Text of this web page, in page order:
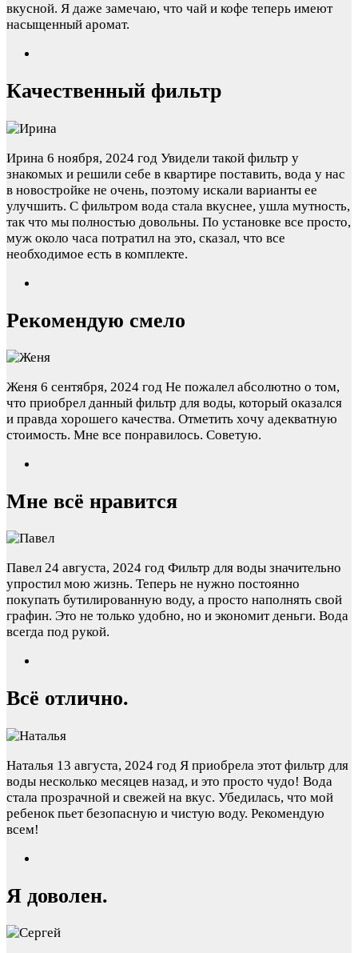
вкусной. Я даже замечаю, что чай и кофе теперь имеют
насыщенный аромат.
Качественный фильтр
Ирина 6 ноября, 2024 год Увидели такой фильтр у
знакомых и решили себе в квартире поставить, вода у нас
в новостройке не очень, поэтому искали варианты ее
улучшить. С фильтром вода стала вкуснее, ушла мутность,
так что мы полностью довольны. По установке все просто,
муж около часа потратил на это, сказал, что все
необходимое есть в комплекте.
Рекомендую смело
Женя 6 сентября, 2024 год Не пожалел абсолютно о том,
что приобрел данный фильтр для воды, который оказался
и правда хорошего качества. Отметить хочу адекватную
стоимость. Мне все понравилось. Советую.
Мне всё нравится
Павел 24 августа, 2024 год Фильтр для воды значительно
упростил мою жизнь. Теперь не нужно постоянно
покупать бутилированную воду, а просто наполнять свой
графин. Это не только удобно, но и экономит деньги. Вода
всегда под рукой.
Всё отлично.
Наталья 13 августа, 2024 год Я приобрела этот фильтр для
воды несколько месяцев назад, и это просто чудо! Вода
стала прозрачной и свежей на вкус. Убедилась, что мой
ребенок пьет безопасную и чистую воду. Рекомендую
всем!
Я доволен.